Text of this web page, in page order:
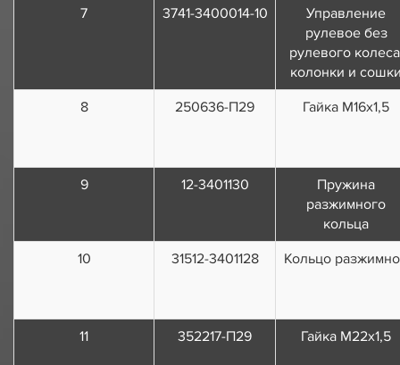
7
3741-3400014-10
Управление
рулевое без
рулевого
колонки и
8
250636-П29 Гайка M16х1,5
9 12-3401130
Пружина
разжимного
кольца
10
31512-3401128 Кольцо
11 352217-П29 Гайка М22х1,5